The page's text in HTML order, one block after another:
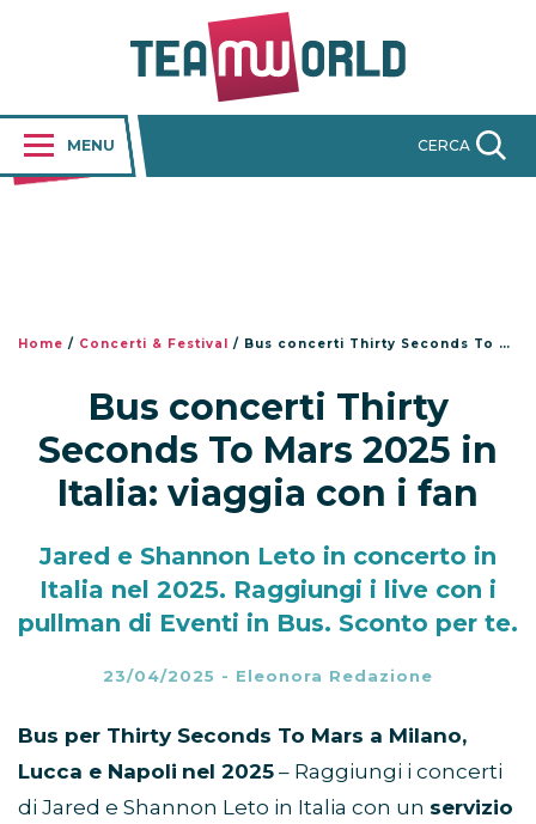
MENU CERCA
Home / Concerti & Festival / Bus concerti Thirty Seconds To Mars 2025 in Italia: viaggia con i fan
Bus concerti Thirty
Seconds To Mars 2025 in
Italia: viaggia con i fan
Jared e Shannon Leto in concerto in
Italia nel 2025. Raggiungi i live con i
pullman di Eventi in Bus. Sconto per te.
23/04/2025 - Eleonora Redazione
Bus per Thirty Seconds To Mars a Milano,
Lucca e Napoli nel 2025 – Raggiungi i concerti
di Jared e Shannon Leto in Italia con un servizio